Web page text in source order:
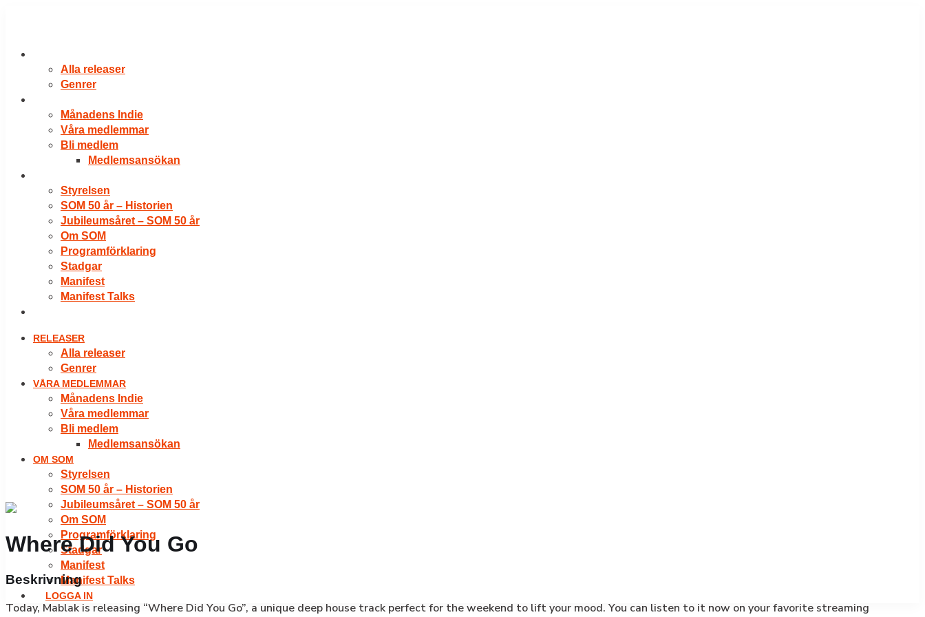
Alla releaser
Genrer
Månadens Indie
Våra medlemmar
Bli medlem
Medlemsansökan
Styrelsen
SOM 50 år – Historien
Jubileumsåret – SOM 50 år
Om SOM
Programförklaring
Stadgar
Manifest
Manifest Talks
RELEASER
Alla releaser
Genrer
VÅRA MEDLEMMAR
Månadens Indie
Våra medlemmar
Bli medlem
Medlemsansökan
OM SOM
Styrelsen
SOM 50 år – Historien
Jubileumsåret – SOM 50 år
Om SOM
Programförklaring
Stadgar
Manifest
Manifest Talks
LOGGA IN
Where Did You Go
Beskrivning
Today, Mablak is releasing “Where Did You Go”, a unique deep house track perfect for the weekend to lift your mood. You can listen to it now on your favorite streaming